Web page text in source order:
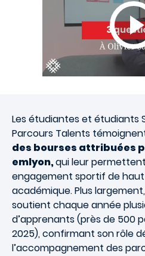
Les étudiantes et étudiants
Parcours Talents
des bourses attribuées
emlyon,qui leur
engagement sportif de
académique.Plus
soutient chaque année
d’apprenants (près de 500
2025), confirmant son rôle
l’accompagnement des